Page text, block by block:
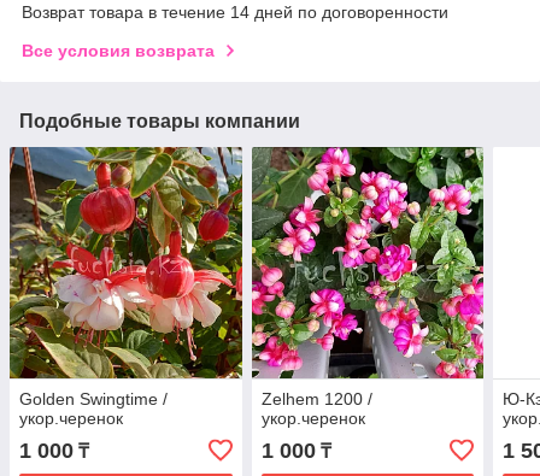
Возврат товара в течение 14 дней по договоренности
Все условия возврата
Подобные товары компании
Golden Swingtime /
укор.черенок
1 000 ₸
Zelhem 1200 /
укор.черенок
1 000₸
Ю-
1